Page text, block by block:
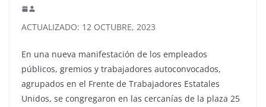
ACTUALIZADO: 12 OCTUBRE, 2023
En una nueva manifestación de los empleados
públicos, gremios y trabajadores autoconvocados,
agrupados en el Frente de Trabajadores Estatales
Unidos, se congregaron en las cercanías de la plaza 25